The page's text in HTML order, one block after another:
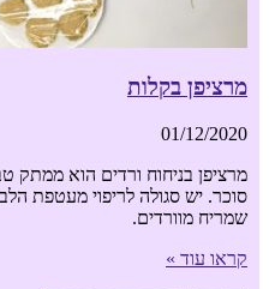
מרציפן בקלות
01/12/2020
סוכר. יש סגולה לריפוי מעטפת
שמריח מוורדים.
קראו עוד »